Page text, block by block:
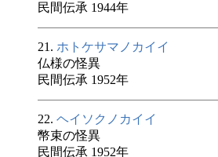
民間伝承 1944年
21. ホトケサマノカイイ
仏様の怪異
民間伝承 1952年
22. ヘイソクノカイイ
幣束の怪異
民間伝承 1952年